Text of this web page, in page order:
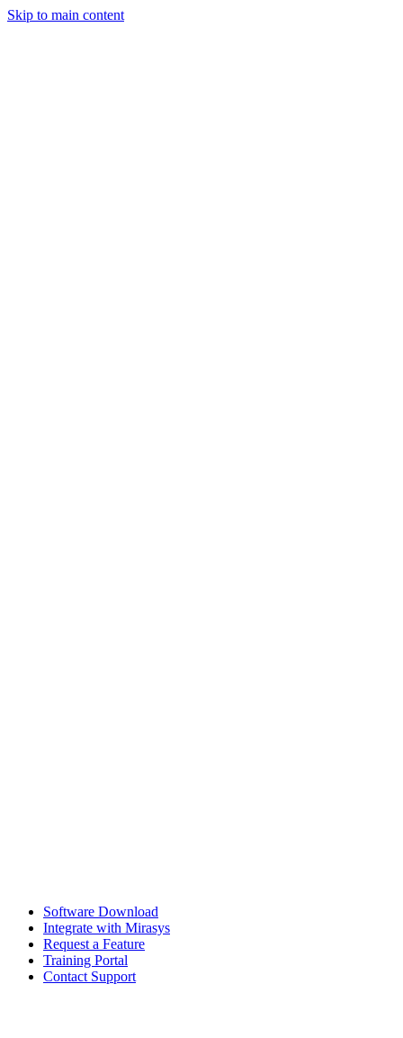
Skip to main content
Software Download
Integrate with Mirasys
Request a Feature
Training Portal
Contact Support